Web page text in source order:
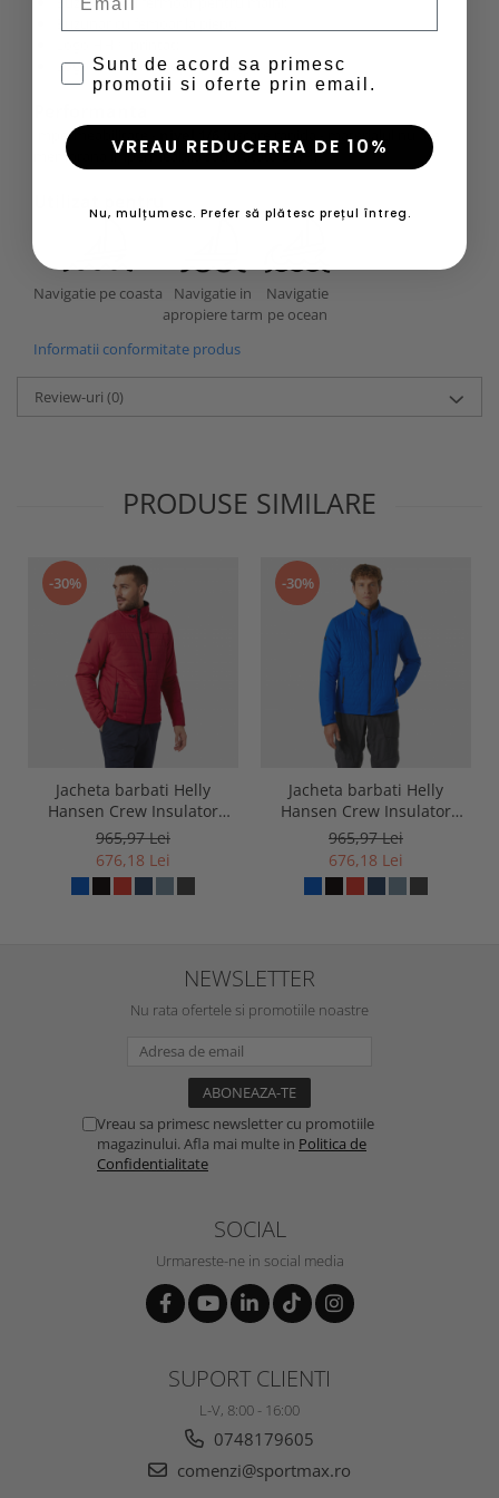
Logo HH® printat pe maneca.
Impermeabilitate -
(uscare rapida - materialul nu are
membrana impermeabila sau tratata DWR)
Navigatie pe coasta
Navigatie in
apropiere tarm
Navigatie
pe ocean
Informatii conformitate produs
Review-uri (0)
PRODUSE SIMILARE
-30%
Jacheta barbati Helly
Hansen Crew Insulator
Jacket 2.0
965,97 Lei
676,18 Lei
-30%
Jacheta barbati Helly
Hansen Crew Insulator
Jacket 2.0
965,97 Lei
676,18 Lei
NEWSLETTER
Nu rata ofertele si promotiile noastre
Vreau sa primesc newsletter cu promotiile
magazinului. Afla mai multe in Politica de
Confidentialitate
SOCIAL
Urmareste-ne in social media
SUPORT CLIENTI
L-V, 8:00 - 16:00
0748179605
comenzi@sportmax.ro
Sunt de acord sa primesc
promotii si oferte prin email.
VREAU REDUCEREA DE 10%
Nu, mulțumesc. Prefer să plătesc prețul întreg.